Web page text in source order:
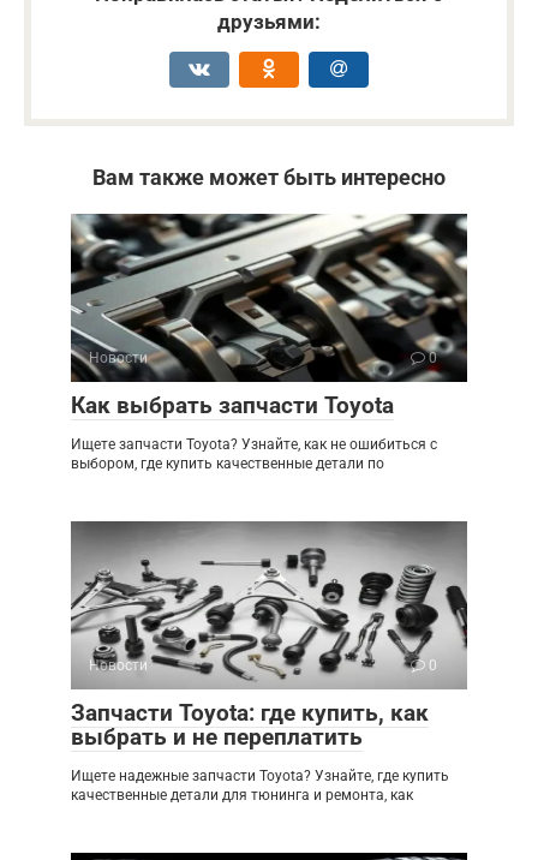
друзьями:
Вам также может быть интересно
Новости 0
Как выбрать запчасти Toyota
Ищете запчасти Toyota? Узнайте, как не ошибиться с
выбором, где купить качественные детали по
Новости 0
Запчасти Toyota: где купить, как
выбрать и не переплатить
Ищете надежные запчасти Toyota? Узнайте, где купить
качественные детали для тюнинга и ремонта, как